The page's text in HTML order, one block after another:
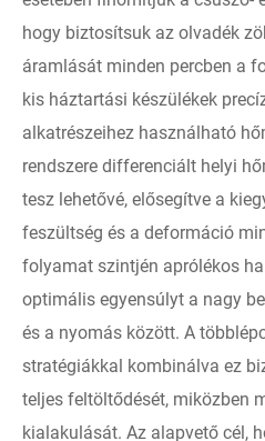
hogy biztosítsuk az olvadék
áramlását minden percben a
kis háztartási készülékek
alkatrészeihez használható
rendszere differenciált helyi
tesz lehetővé, elősegítve a
feszültség és a deformáció
folyamat szintjén aprólékos
optimális egyensúlyt a nagy
és a nyomás között. A
stratégiákkal kombinálva ez
teljes feltöltődését, miközben
kialakulását. Az alapvető cél,